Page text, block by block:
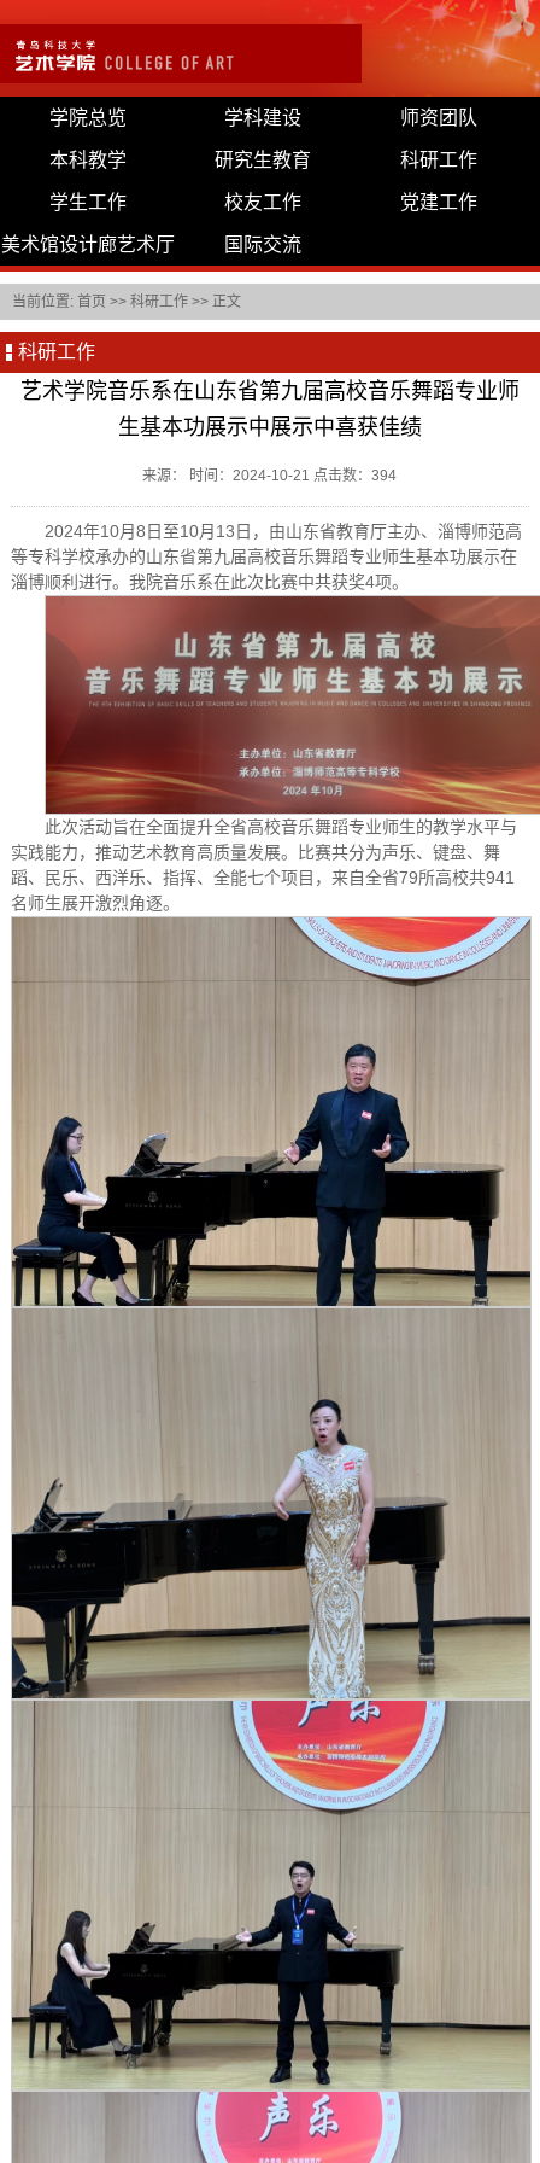
学院总览 学科建设 师资团队
本科教学 研究生教育 科研工作
学生工作 校友工作 党建工作
美术馆设计廊艺术厅 国际交流
当前位置: 首页 >> 科研工作 >> 正文
科研工作
艺术学院音乐系在山东省第九届高校音乐舞蹈专业师
生基本功展示中展示中喜获佳绩
来源： 时间：2024-10-21 点击数：394
2024年10月8日至10月13日，由山东省教育厅主办、淄博师范高
等专科学校承办的山东省第九届高校音乐舞蹈专业师生基本功展示在
淄博顺利进行。我院音乐系在此次比赛中共获奖4项。
此次活动旨在全面提升全省高校音乐舞蹈专业师生的教学水平与
实践能力，推动艺术教育高质量发展。比赛共分为声乐、键盘、舞
蹈、民乐、西洋乐、指挥、全能七个项目，来自全省79所高校共941
名师生展开激烈角逐。